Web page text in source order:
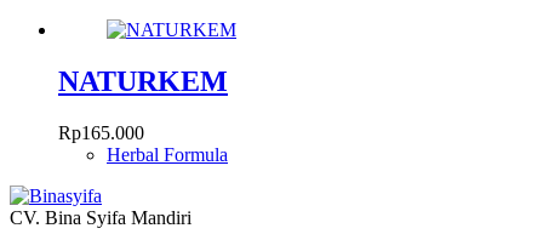
NATURKEM
Rp165.000
Herbal Formula
CV. Bina Syifa Mandiri